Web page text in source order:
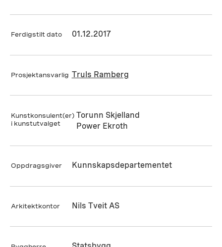
Ferdigstilt dato 01.12.2017
Prosjektansvarlig Truls Ramberg
Kunstkonsulent(er)
i kunstutvalget
Torunn Skjelland
Power Ekroth
Oppdragsgiver Kunnskapsdepartementet
Arkitektkontor Nils Tveit AS